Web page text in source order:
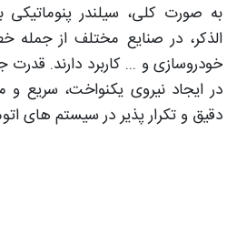
به صورت کلی، سیلندر
الذکر، در صنایع مختلف از جمله
خودروسازی و ... کاربرد دارند.
در ایجاد نیروی یکنواخت، سریع و
دقیق و تکرار پذیر در سیستم های